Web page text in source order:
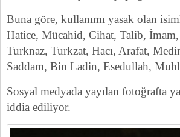
Buna göre, kullanımı yasak olan
Hatice, Mücahid, Cihat, Talib,
Turknaz, Turkzat, Hacı, Arafat,
Saddam, Bin Ladin, Esedullah,
Sosyal medyada yayılan fotoğrafta
iddia ediliyor.